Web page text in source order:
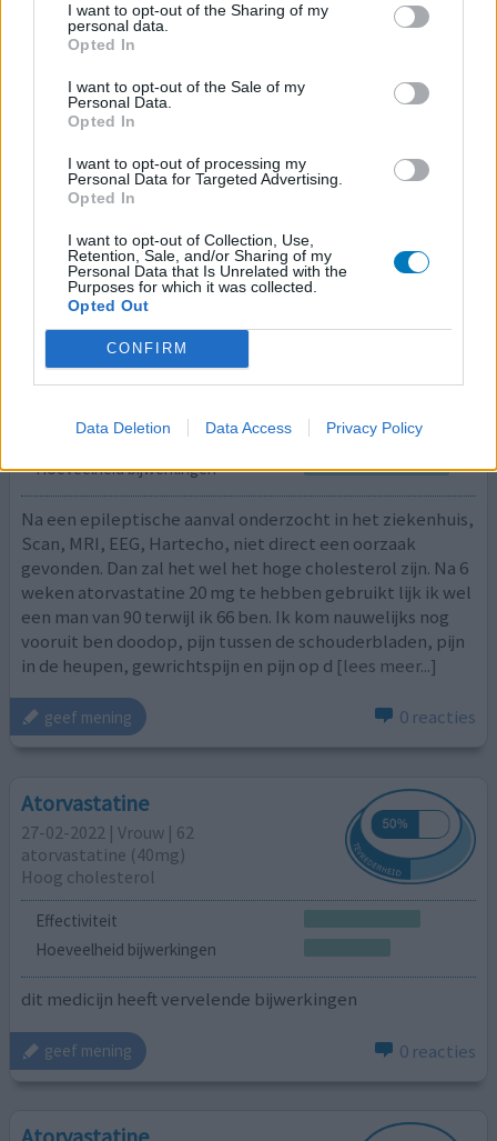
I want to opt-out of the Sharing of my
personal data.
Opted In
I want to opt-out of the Sale of my
Personal Data.
Opted In
I want to opt-out of processing my
Personal Data for Targeted Advertising.
Opted In
I want to opt-out of Collection, Use,
Retention, Sale, and/or Sharing of my
Personal Data that Is Unrelated with the
Purposes for which it was collected.
Opted Out
CONFIRM
Data Deletion Data Access Privacy Policy
Statines veroorzaken vaak spierpijn. Bij mij gebeurde dit
bij het hart dat het leidde tot opname op de ICU. Nadat ik
stopte met de statine waren alle klachten binnen 48
volledig verdwenen. De eerste klachten ontstonden c.a.
12 dagen na eerste inname. Heb dezelfde klachten ook
ervaren met Simvastatine.
geef mening
Atorvastatine
21-03-2022 | Man | 66
atorvastatine (20mg)
Effectiviteit
Hoeveelheid bijwerkingen
Na een epileptische aanval onderzocht in het ziekenhuis,
Scan, MRI, EEG, Hartecho, niet direct een oorzaak
gevonden. Dan zal het wel het hoge cholesterol zijn. Na 6
weken atorvastatine 20 mg te hebben gebruikt lijk ik wel
een man van 90 terwijl ik 66 ben. Ik kom nauwelijks nog
vooruit ben doodop, pijn tussen de schouderbladen, pijn
in de heupen, gewrichtspijn en pijn op d [lees meer...]
geef mening 0 reacties
Atorvastatine
27-02-2022 | Vrouw | 62
atorvastatine (40mg)
Hoog cholesterol
Effectiviteit
Hoeveelheid bijwerkingen
dit medicijn heeft vervelende bijwerkingen
geef mening 0 reacties